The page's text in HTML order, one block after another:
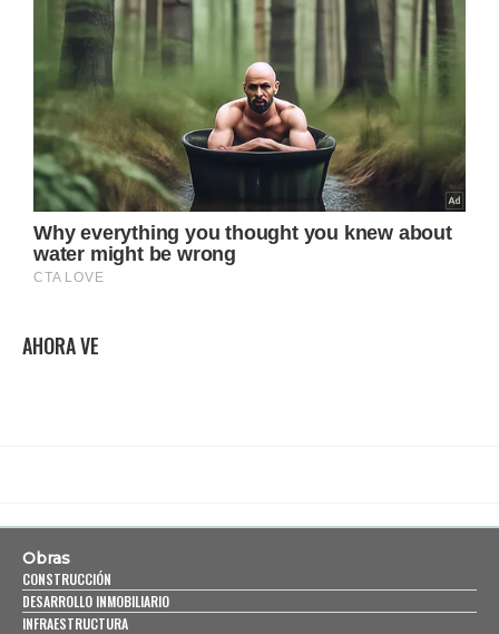
AHORA VE
Obras
CONSTRUCCIÓN
DESARROLLO INMOBILIARIO
INFRAESTRUCTURA